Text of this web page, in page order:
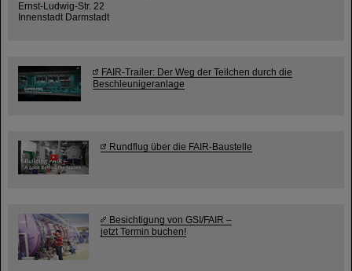
Ernst-Ludwig-Str. 22
Innenstadt Darmstadt
FAIR-Trailer: Der Weg der Teilchen durch die
Beschleunigeranlage
Rundflug über die FAIR-Baustelle
Besichtigung von GSI/FAIR –
jetzt Termin buchen!